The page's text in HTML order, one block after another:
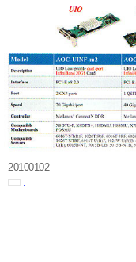
20100102